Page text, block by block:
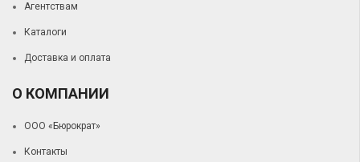
Агентствам
Каталоги
Доставка и оплата
О КОМПАНИИ
ООО «Бюрократ»
Контакты